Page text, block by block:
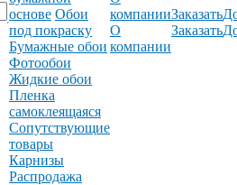
основе Обои
под покраску
Бумажные обои
Фотообои
Жидкие обои
Пленка
самоклеящаяся
Сопутствующие
товары
Карнизы
Распродажа
компании
О
компании
Заказать
Заказать